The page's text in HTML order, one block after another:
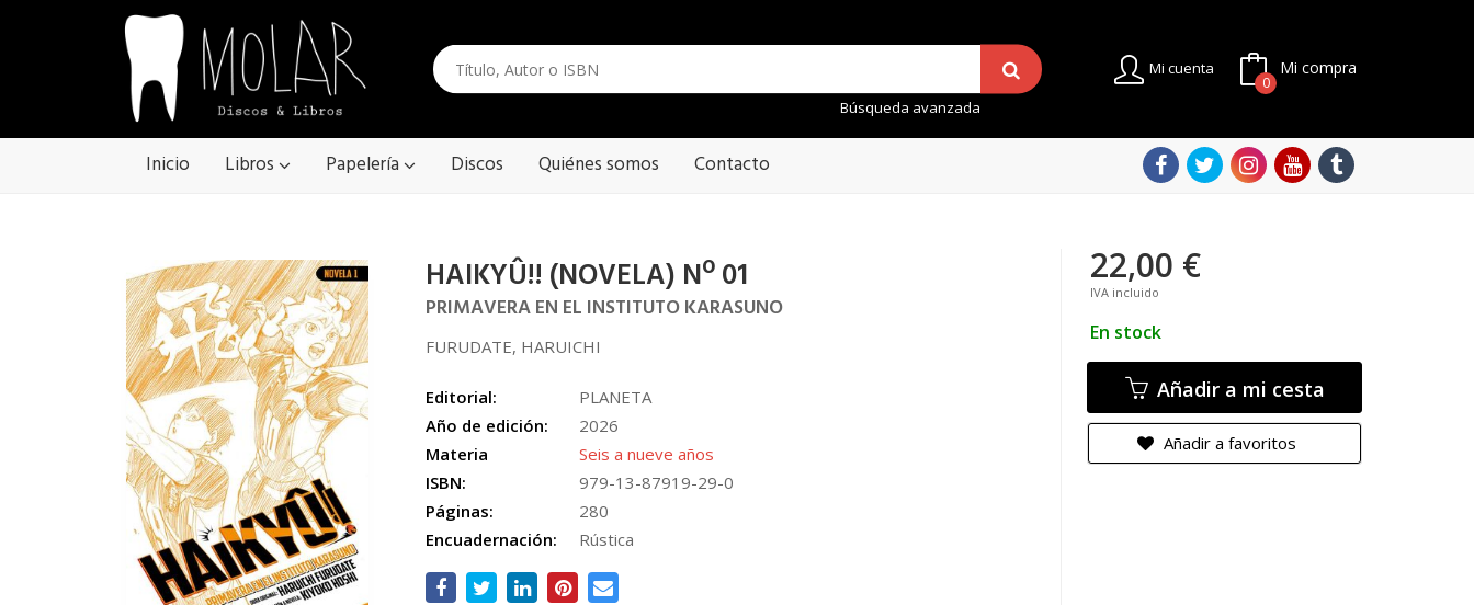
Búsqueda avanzada
Mi cuenta Mi compra
0
Inicio Libros Papelería Discos Quiénes somos Contacto
HAIKYÛ!! (NOVELA) Nº 01
PRIMAVERA EN EL INSTITUTO KARASUNO
FURUDATE, HARUICHI
Editorial:
PLANETA
Año de edición:
2026
Materia
Seis a nueve años
ISBN:
979-13-87919-29-0
Páginas:
280
Encuadernación:
Rústica
22,00 €
IVA incluido
En stock
Añadir a mi cesta
Añadir a favoritos